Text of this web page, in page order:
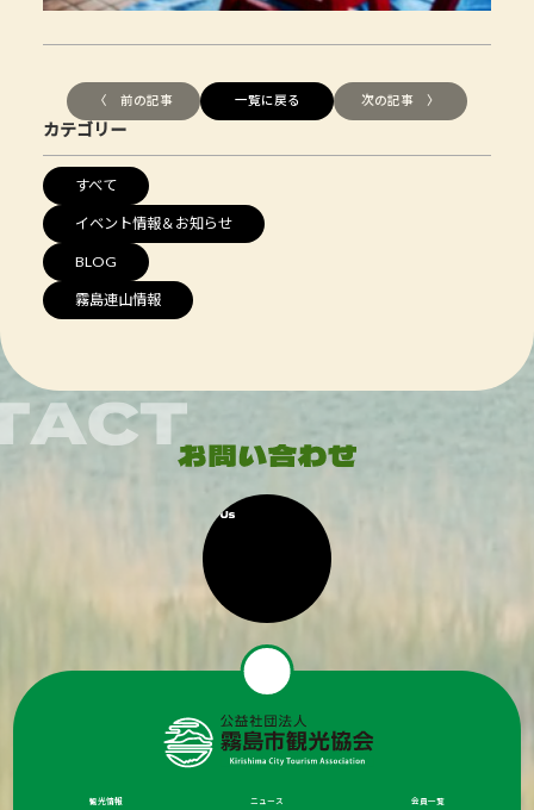
〈 前の記事 一覧に戻る 次の記事 〉
カテゴリー
すべて
イベント情報＆お知らせ
BLOG
霧島連山情報
観光情報 ニュース 会員一覧